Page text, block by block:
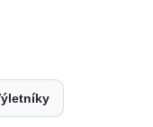
Výletníky